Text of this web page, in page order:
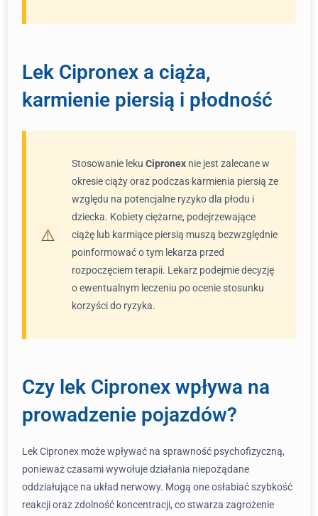
Lek Cipronex a ciąża,
karmienie piersią i płodność
Stosowanie leku Cipronex nie jest zalecane w
okresie ciąży oraz podczas karmienia piersią ze
względu na potencjalne ryzyko dla płodu i
dziecka. Kobiety ciężarne, podejrzewające
ciążę lub karmiące piersią muszą bezwzględnie
poinformować o tym lekarza przed
rozpoczęciem terapii. Lekarz podejmie decyzję
o ewentualnym leczeniu po ocenie stosunku
korzyści do ryzyka.
Czy lek Cipronex wpływa na
prowadzenie pojazdów?
Lek Cipronex może wpływać na sprawność psychofizyczną,
ponieważ czasami wywołuje działania niepożądane
oddziałujące na układ nerwowy. Mogą one osłabiać szybkość
reakcji oraz zdolność koncentracji, co stwarza zagrożenie